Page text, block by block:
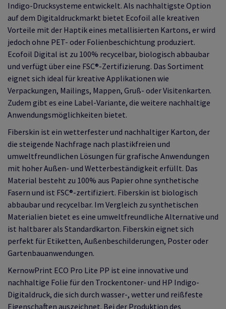
Indigo-Drucksysteme entwickelt. Als nachhaltigste Option
auf dem Digitaldruckmarkt bietet Ecofoil alle kreativen
Vorteile mit der Haptik eines metallisierten Kartons, er wird
jedoch ohne PET- oder Folienbeschichtung produziert.
Ecofoil Digital ist zu 100% recycelbar, biologisch abbaubar
und verfügt über eine FSC®-Zertifizierung. Das Sortiment
eignet sich ideal für kreative Applikationen wie
Verpackungen, Mailings, Mappen, Gruß- oder Visitenkarten.
Zudem gibt es eine Label-Variante, die weitere nachhaltige
Anwendungsmöglichkeiten bietet.
Fiberskin ist ein wetterfester und nachhaltiger Karton, der
die steigende Nachfrage nach plastikfreien und
umweltfreundlichen Lösungen für grafische Anwendungen
mit hoher Außen- und Wetterbeständigkeit erfüllt. Das
Material besteht zu 100% aus Papier ohne synthetische
Fasern und ist FSC®-zertifiziert. Fiberskin ist biologisch
abbaubar und recycelbar. Im Vergleich zu synthetischen
Materialien bietet es eine umweltfreundliche Alternative und
ist haltbarer als Standardkarton. Fiberskin eignet sich
perfekt für Etiketten, Außenbeschilderungen, Poster oder
Gartenbauanwendungen.
KernowPrint ECO Pro Lite PP ist eine innovative und
nachhaltige Folie für den Trockentoner- und HP Indigo-
Digitaldruck, die sich durch wasser-, wetter und reißfeste
Eigenschaften auszeichnet. Bei der Produktion des